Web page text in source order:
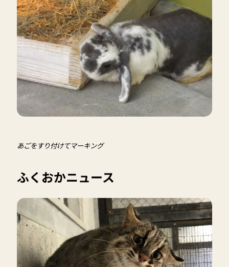
あごをすり付けてマーキング
ふくおかニュース